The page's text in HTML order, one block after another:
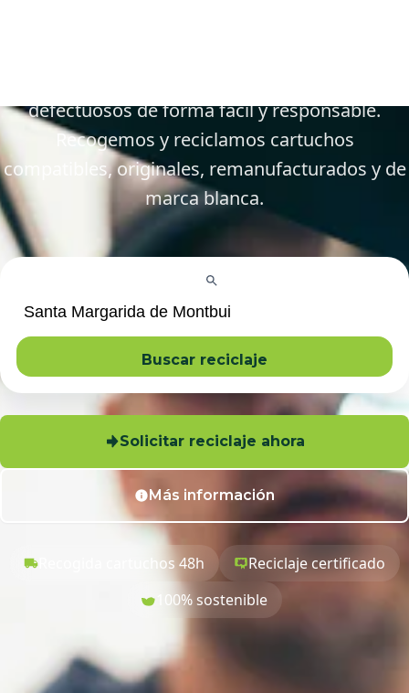
defectuosos de forma fácil y responsable.
Recogemos y reciclamos cartuchos
compatibles, originales, remanufacturados y de
marca blanca.
Buscar reciclaje
Solicitar reciclaje ahora
Más información
Recogida cartuchos 48h
Reciclaje certificado
100% sostenible